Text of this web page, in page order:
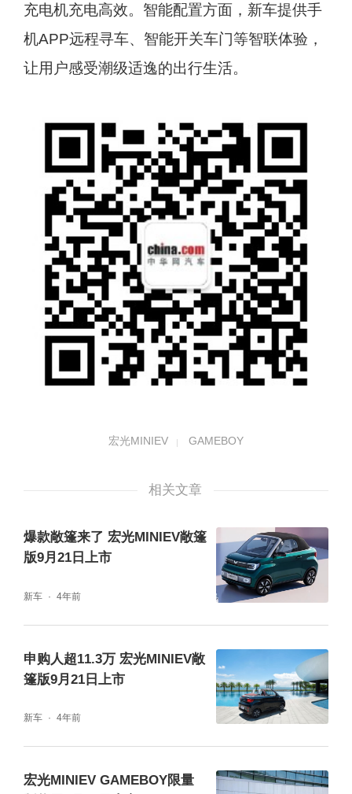
充电机充电高效。智能配置方面，新车提供手
机APP远程寻车、智能开关车门等智联体验，
让用户感受潮级适逸的出行生活。
宏光MINIEV GAMEBOY
相关文章
爆款敞篷来了 宏光MINIEV敞篷
版9月21日上市
新车 4年前
申购人超11.3万 宏光MINIEV敞
篷版9月21日上市
新车 4年前
宏光MINIEV GAMEBOY限量